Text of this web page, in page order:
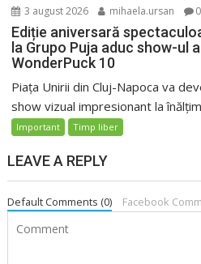
3 august 2026 mihaela.ursan 0
Ediție aniversară
la Grupo Puja aduc show-ul
WonderPuck 10
Piața Unirii din Cluj-Napoca va
show vizual impresionant la
Important Timp liber
LEAVE A REPLY
Default Comments (0) Facebook